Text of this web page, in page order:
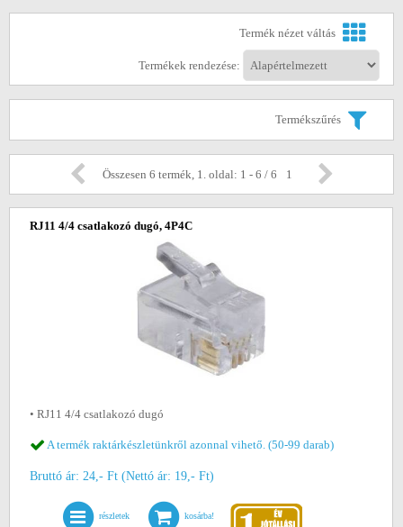
Termék nézet váltás
Termékek rendezése:
Termékszűrés
Összesen 6 termék, 1. oldal: 1 - 6 / 6 1
RJ11 4/4 csatlakozó dugó, 4P4C
• RJ11 4/4 csatlakozó dugó
A termék raktárkészletünkről azonnal vihető. (50-99 darab)
Bruttó ár: 24,- Ft (Nettó ár: 19,- Ft)
részletek kosárba!